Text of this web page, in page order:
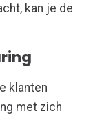
kan je de
klanten
met zich